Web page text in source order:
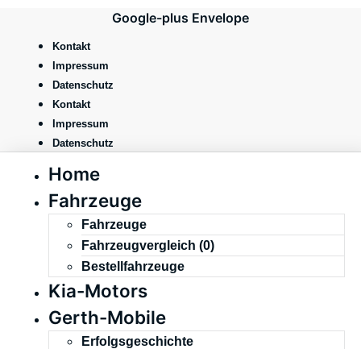
springen
Google-plus Envelope
Kontakt
Impressum
Datenschutz
Kontakt
Impressum
Datenschutz
Home
Fahrzeuge
Fahrzeuge
Fahrzeugvergleich (0)
Bestellfahrzeuge
Kia-Motors
Gerth-Mobile
Erfolgsgeschichte